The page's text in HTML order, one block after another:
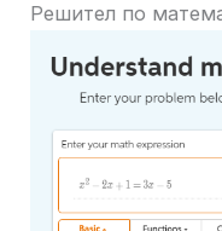
Решител по